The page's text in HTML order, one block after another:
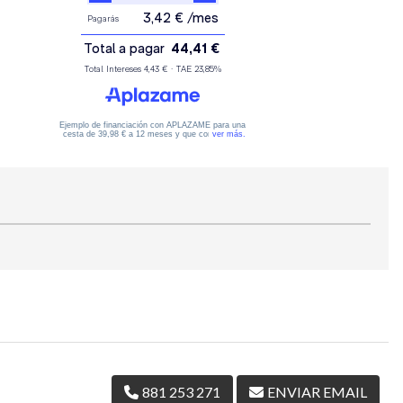
881 253 271 ENVIAR EMAIL